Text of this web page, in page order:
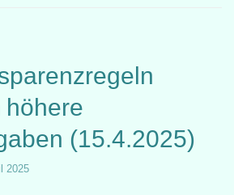
höhere
(15.4.2025)
2025